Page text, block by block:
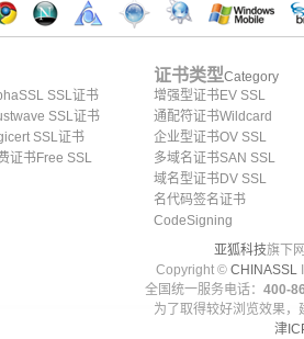
SSL证书
SSL证书
SSL证书
证书Free SSL
证书类型Category
增强型证书EV SSL
通配符证书Wildcard
企业型证书OV SSL
多域名证书SAN SSL
域名型证书DV SSL
名代码签名证书
CodeSigning
亚狐科技旗下
Copyright © CHINASSL
全国统一服务电话： 400-
为了取得较好浏览效果
津